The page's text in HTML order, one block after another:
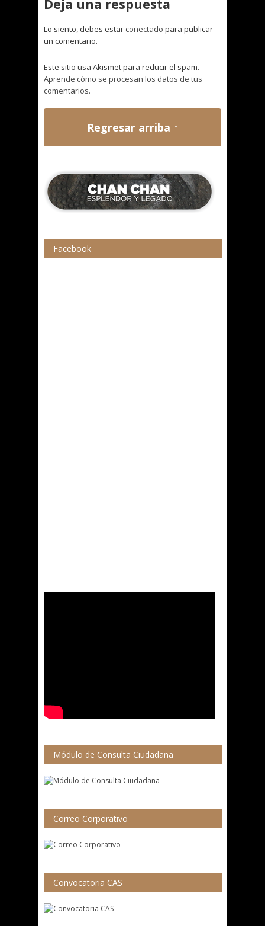
Deja una respuesta
Lo siento, debes estar conectado para publicar
un comentario.
Este sitio usa Akismet para reducir el spam.
Aprende cómo se procesan los datos de tus
comentarios.
Regresar arriba ↑
Facebook
Módulo de Consulta Ciudadana
Correo Corporativo
Convocatoria CAS